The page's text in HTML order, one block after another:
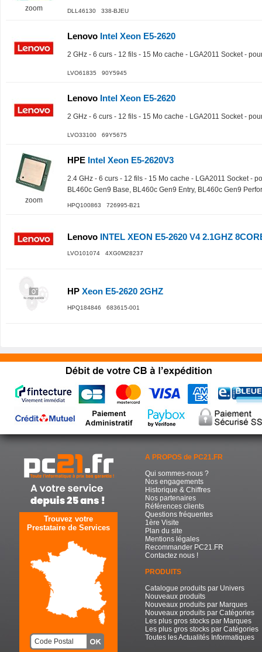
zoom DLL46130 338-BJEU
Lenovo Intel Xeon E5-2620
2 GHz - 6 curs - 12 fils - 15 Mo cache - LGA2011 Socket -
LVO61835 90Y5945
Lenovo Intel Xeon E5-2620
2 GHz - 6 curs - 12 fils - 15 Mo cache - LGA2011 Socket -
LVO33100 69Y5675
zoom
HPE Intel Xeon E5-2620V3
2.4 GHz - 6 curs - 12 fils - 15 Mo cache - LGA2011 Socket -
BL460c Gen9 Base, BL460c Gen9 Entry, BL460c Gen9
HPQ100863 726995-B21
Lenovo INTEL XEON E5-2620 V4 2.1GHZ
LVO101074 4XG0M28237
HP Xeon E5-2620 2GHZ
HPQ184846 683615-001
Trouvez votre
Prestataire de Services
A PROPOS de PC21.FR
Qui sommes-nous ?
Nos engagements
Historique & Chiffres
Nos partenaires
Références clients
Questions fréquentes
1ère Visite
Plan du site
Mentions légales
Recommander PC21.FR
Contactez nous !
PRODUITS
Catalogue produits par Univers
Nouveaux produits
Nouveaux produits par Marques
Nouveaux produits par Catégories
Les plus gros stocks par Marques
Les plus gros stocks par Catégories
Toutes les Actualités Informatiques